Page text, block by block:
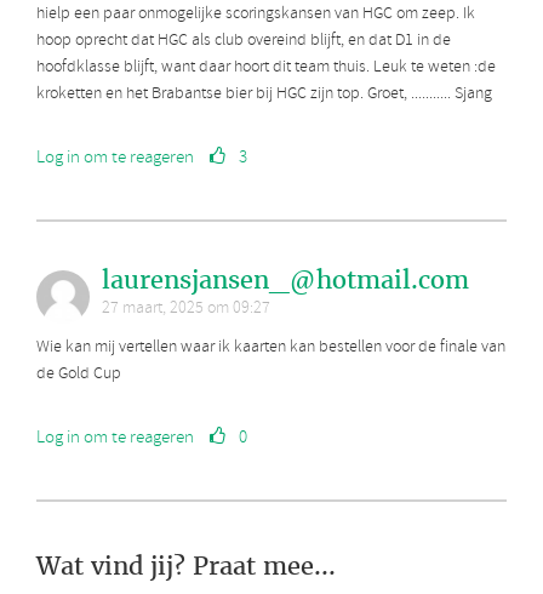
hielp een paar onmogelijke scoringskansen van HGC om zeep. Ik
hoop oprecht dat HGC als club overeind blijft, en dat D1 in de
hoofdklasse blijft, want daar hoort dit team thuis. Leuk te weten :de
kroketten en het Brabantse bier bij HGC zijn top. Groet, ........... Sjang
Log in om te reageren 3
laurensjansen_@hotmail.com
27 maart, 2025 om 09:27
Wie kan mij vertellen waar ik kaarten kan bestellen voor de finale van
de Gold Cup
Log in om te reageren 0
Wat vind jij? Praat mee...